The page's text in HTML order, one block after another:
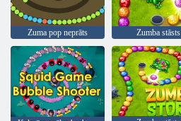
Zuma pop neprāts Zumba stāsts